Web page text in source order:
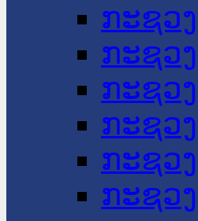
ກະຊວ
ກະຊວ
ກະຊວ
ກະຊວ
ກະຊວ
ກະຊວ